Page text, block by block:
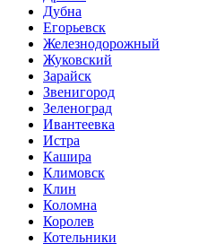
Дубна
Егорьевск
Железнодорожный
Жуковский
Зарайск
Звенигород
Зеленоград
Ивантеевка
Истра
Кашира
Климовск
Клин
Коломна
Королев
Котельники